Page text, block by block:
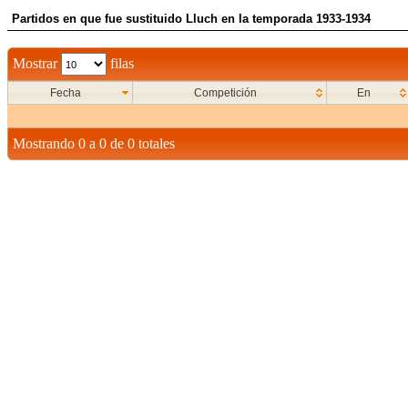
Partidos en que fue sustituido Lluch en la temporada 1933-1934
Mostrar filas
Fecha Competición En
Mostrando 0 a 0 de 0 totales